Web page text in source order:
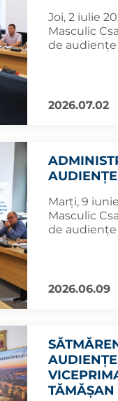
Joi, 2 iulie
Masculic
de
2026.07.02
Marți, 9
Masculic
de
2026.06.09
TĂMĂȘAN